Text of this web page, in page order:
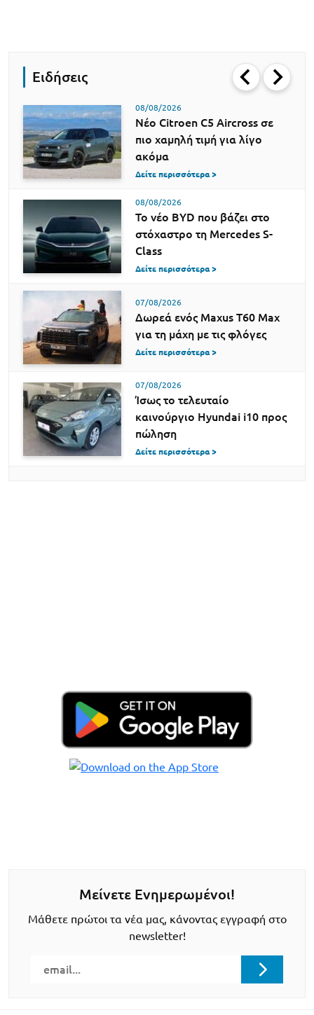
Ειδήσεις
08/08/2026
Νέο Citroen C5 Aircross σε
πιο χαμηλή τιμή για λίγο
ακόμα
Δείτε περισσότερα >
08/08/2026
Το νέο BYD που βάζει στο
στόχαστρο τη Mercedes S-
Class
Δείτε περισσότερα >
07/08/2026
Δωρεά ενός Maxus T60 Max
για τη μάχη με τις φλόγες
Δείτε περισσότερα >
07/08/2026
Ίσως το τελευταίο
καινούργιο Hyundai i10 προς
πώληση
Δείτε περισσότερα >
Μείνετε Ενημερωμένοι!
Μάθετε πρώτοι τα νέα μας, κάνοντας εγγραφή στο
newsletter!